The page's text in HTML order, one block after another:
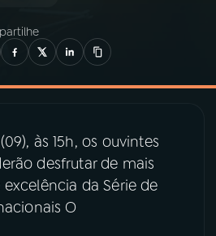
às 15h, os ouvintes
desfrutar de mais
da Série de
O